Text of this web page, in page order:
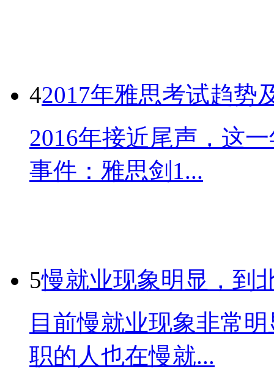
42017年雅思考试趋势
2016年接近尾声，这
事件：雅思剑1...
5慢就业现象明显，到
目前慢就业现象非常
职的人也在慢就...